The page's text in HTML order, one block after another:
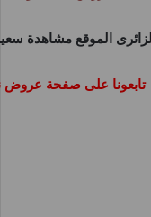
لزائرى الموقع مشاهدة
تابعونا على صفحة